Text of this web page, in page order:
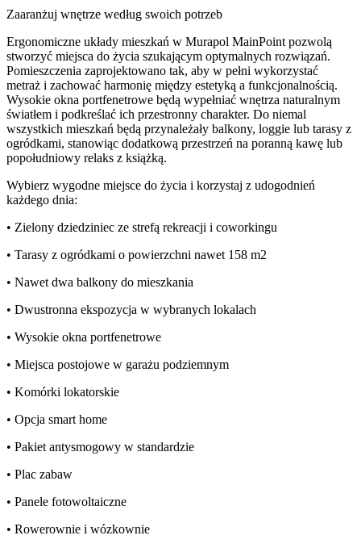
Zaaranżuj wnętrze według swoich potrzeb
Ergonomiczne układy mieszkań w Murapol MainPoint pozwolą
stworzyć miejsca do życia szukającym optymalnych rozwiązań.
Pomieszczenia zaprojektowano tak, aby w pełni wykorzystać
metraż i zachować harmonię między estetyką a funkcjonalnością.
Wysokie okna portfenetrowe będą wypełniać wnętrza naturalnym
światłem i podkreślać ich przestronny charakter. Do niemal
wszystkich mieszkań będą przynależały balkony, loggie lub tarasy z
ogródkami, stanowiąc dodatkową przestrzeń na poranną kawę lub
popołudniowy relaks z książką.
Wybierz wygodne miejsce do życia i korzystaj z udogodnień
każdego dnia:
• Zielony dziedziniec ze strefą rekreacji i coworkingu
• Tarasy z ogródkami o powierzchni nawet 158 m2
• Nawet dwa balkony do mieszkania
• Dwustronna ekspozycja w wybranych lokalach
• Wysokie okna portfenetrowe
• Miejsca postojowe w garażu podziemnym
• Komórki lokatorskie
• Opcja smart home
• Pakiet antysmogowy w standardzie
• Plac zabaw
• Panele fotowoltaiczne
• Rowerownie i wózkownie